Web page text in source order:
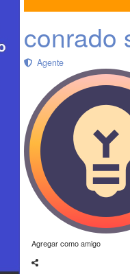
conrado
Agente
Agregar como amigo